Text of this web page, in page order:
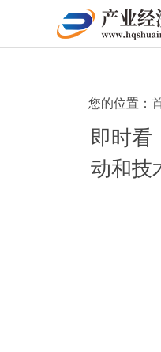
您的位置：
即时看
动和技